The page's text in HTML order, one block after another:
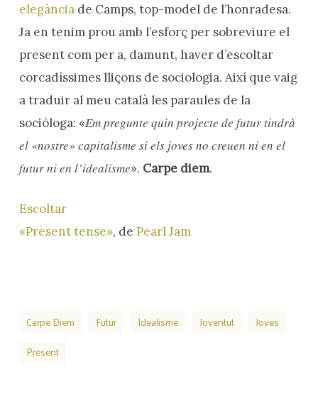
elegànciade Camps, top-model de l’honradesa.
Ja en tenim prou amb l’esforç per sobreviure el
present com per a, damunt, haver d’escoltar
corcadíssimes lliçons de sociologia. Així que vaig
a traduir al meu català les paraules de la
sociòloga: «Em pregunte quin projecte de futur tindrà
el «nostre» capitalisme si els joves no creuen ni en el
futur ni en l’idealisme». Carpe diem.
Escoltar
«Present tense», de Pearl Jam
Carpe Diem Futur Idealisme Joventut
Joves
Present